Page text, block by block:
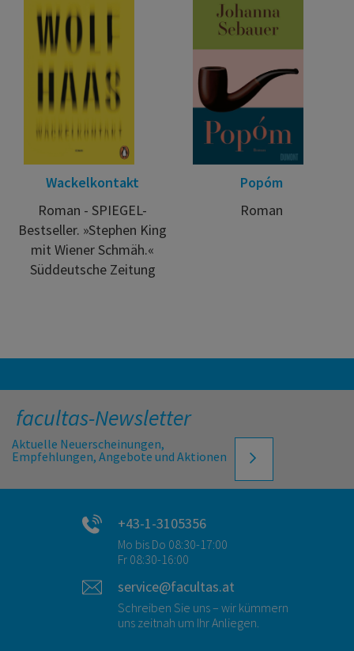
Wackelkontakt
Roman - SPIEGEL-
Bestseller. »Stephen King
mit Wiener Schmäh.«
Süddeutsche Zeitung
Popóm
Roman
facultas-Newsletter
Aktuelle Neuerscheinungen,
Empfehlungen, Angebote und Aktionen
+43-1-3105356
Mo bis Do 08:30-17:00
Fr 08:30-16:00
service@facultas.at
Schreiben Sie uns – wir kümmern
uns zeitnah um Ihr Anliegen.